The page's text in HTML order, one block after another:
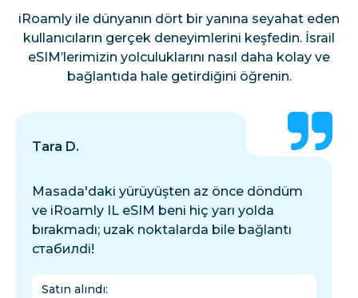
iRoamly ile dünyanın dört bir yanına seyahat eden
kullanıcıların gerçek deneyimlerini keşfedin. İsrail
eSIM’lerimizin yolculuklarını nasıl daha kolay ve
bağlantıda hale getirdiğini öğrenin.
Tara D.
Masada'daki yürüyüşten az önce döndüm
ve iRoamly IL eSIM beni hiç yarı yolda
bırakmadı; uzak noktalarda bile bağlantı
стабилdi!
Satın alındı: